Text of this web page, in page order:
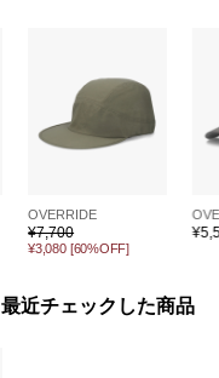
OVERRIDE
¥7,700
¥3,080 [60%OFF]
¥
最近チェックした商品